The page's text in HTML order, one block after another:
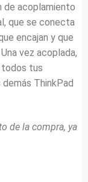
de acoplamiento
que se conecta
encajan y que
vez acoplada,
todos tus
ThinkPad
de la compra, ya